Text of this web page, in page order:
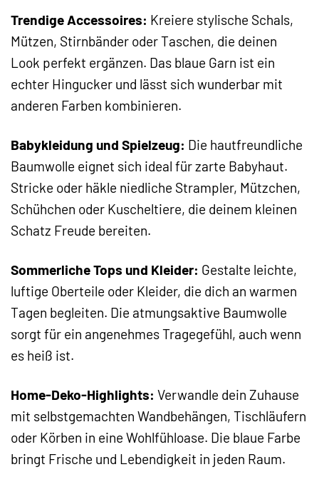
Trendige Accessoires: Kreiere stylische Schals,
Mützen, Stirnbänder oder Taschen, die deinen
Look perfekt ergänzen. Das blaue Garn ist ein
echter Hingucker und lässt sich wunderbar mit
anderen Farben kombinieren.
Babykleidung und Spielzeug: Die hautfreundliche
Baumwolle eignet sich ideal für zarte Babyhaut.
Stricke oder häkle niedliche Strampler, Mützchen,
Schühchen oder Kuscheltiere, die deinem kleinen
Schatz Freude bereiten.
Sommerliche Tops und Kleider: Gestalte leichte,
luftige Oberteile oder Kleider, die dich an warmen
Tagen begleiten. Die atmungsaktive Baumwolle
sorgt für ein angenehmes Tragegefühl, auch wenn
es heiß ist.
Home-Deko-Highlights: Verwandle dein Zuhause
mit selbstgemachten Wandbehängen, Tischläufern
oder Körben in eine Wohlfühloase. Die blaue Farbe
bringt Frische und Lebendigkeit in jeden Raum.